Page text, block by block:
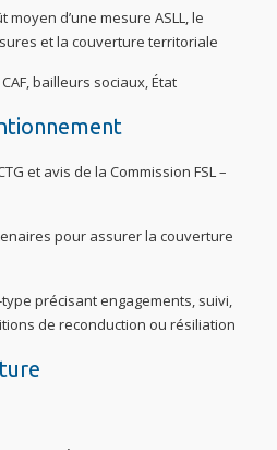
d’une mesure ASLL, le
et la couverture territoriale
bailleurs sociaux, État
et avis de la Commission FSL –
pour assurer la couverture
précisant engagements, suivi,
de reconduction ou résiliation